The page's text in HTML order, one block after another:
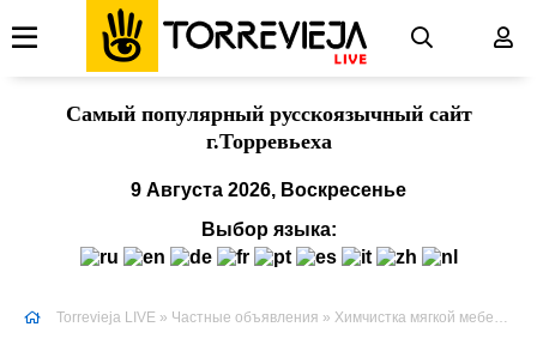
Cамый популярный русскоязычный сайт
г.Торревьеха
9 Августа 2026, Воскресенье
Выбор языка:
Torrevieja LIVE » Частные объявления » Химчистка мягкой мебели в Торревьехе